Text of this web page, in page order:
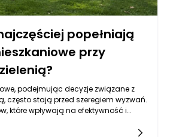
popełniają
przy
podejmując decyzje związane z
często stają przed szeregiem wyzwań.
które wpływają na efektywność i